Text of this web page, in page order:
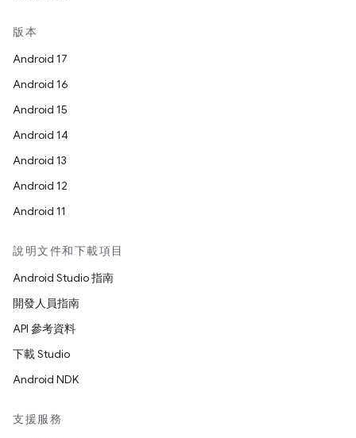
版本
Android 17
Android 16
Android 15
Android 14
Android 13
Android 12
Android 11
說明文件和下載項目
Android Studio 指南
開發人員指南
API 參考資料
下載 Studio
Android NDK
支援服務